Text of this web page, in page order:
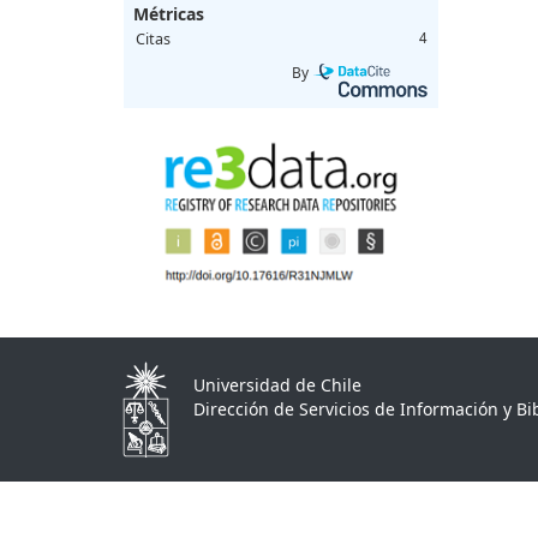
Métricas
Citas 4
By
Universidad de Chile
Dirección de Servicios de Información y